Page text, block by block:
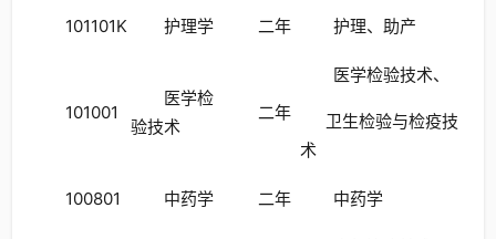
101101K 护理学 二年 护理、助产
101001
医学检
验技术
二年
医学检验技术、
卫生检验与检疫技
术
100801 中药学 二年 中药学